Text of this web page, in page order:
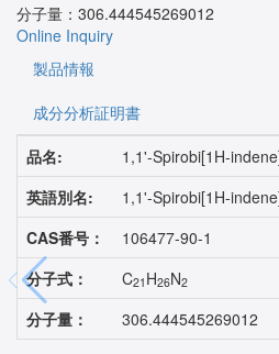
分子量： 306.444545269012
Online Inquiry
製品情報
成分分析証明書
品名:
1,1'-Spirobi[1H-
英語別名:
1,1'-Spirobi[1H-
CAS番号：
106477-90-1
分子式：
C21 H26N2
分子量： 306.444545269012